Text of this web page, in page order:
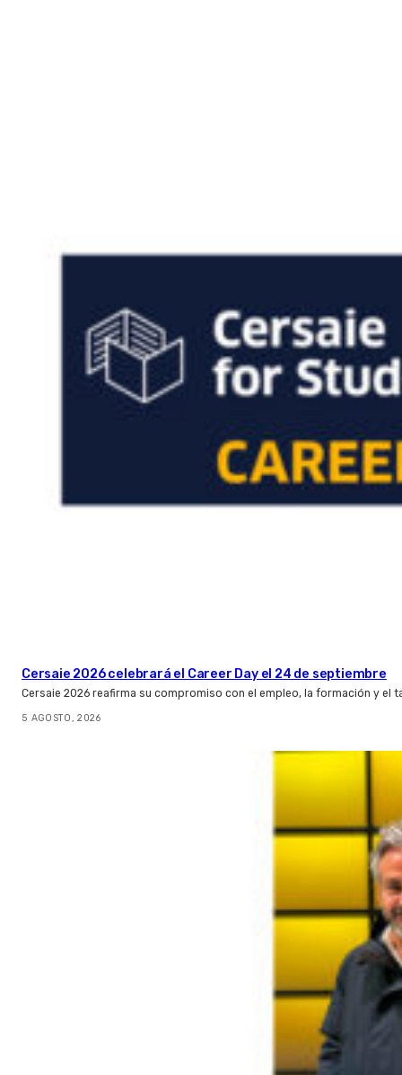
Cersaie 2026 celebrará el Career Day el 24 de septiembre
Cersaie 2026 reafirma su compromiso con el empleo, la formación y el
5 AGOSTO, 2026